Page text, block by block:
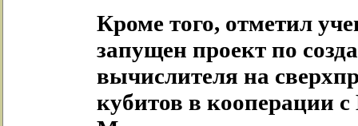
Кроме того, отметил
запущен проект по
вычислителя на
кубитов в кооперации